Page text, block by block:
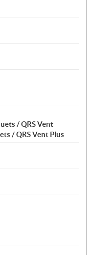
/ QRS Vent
/ QRS Vent Plus